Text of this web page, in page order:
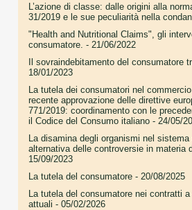
L’azione di classe: dalle origini alla
31/2019 e le sue peculiarità nella
"Health and Nutritional Claims", gli
consumatore. - 21/06/2022
Il sovraindebitamento del consumatore
18/01/2023
La tutela dei consumatori nel
recente approvazione delle direttive
771/2019: coordinamento con le
il Codice del Consumo italiano - 24/05/
La disamina degli organismi nel
alternativa delle controversie in materia
15/09/2023
La tutela del consumatore - 20/08/2025
La tutela del consumatore nei contratti
attuali - 05/02/2026